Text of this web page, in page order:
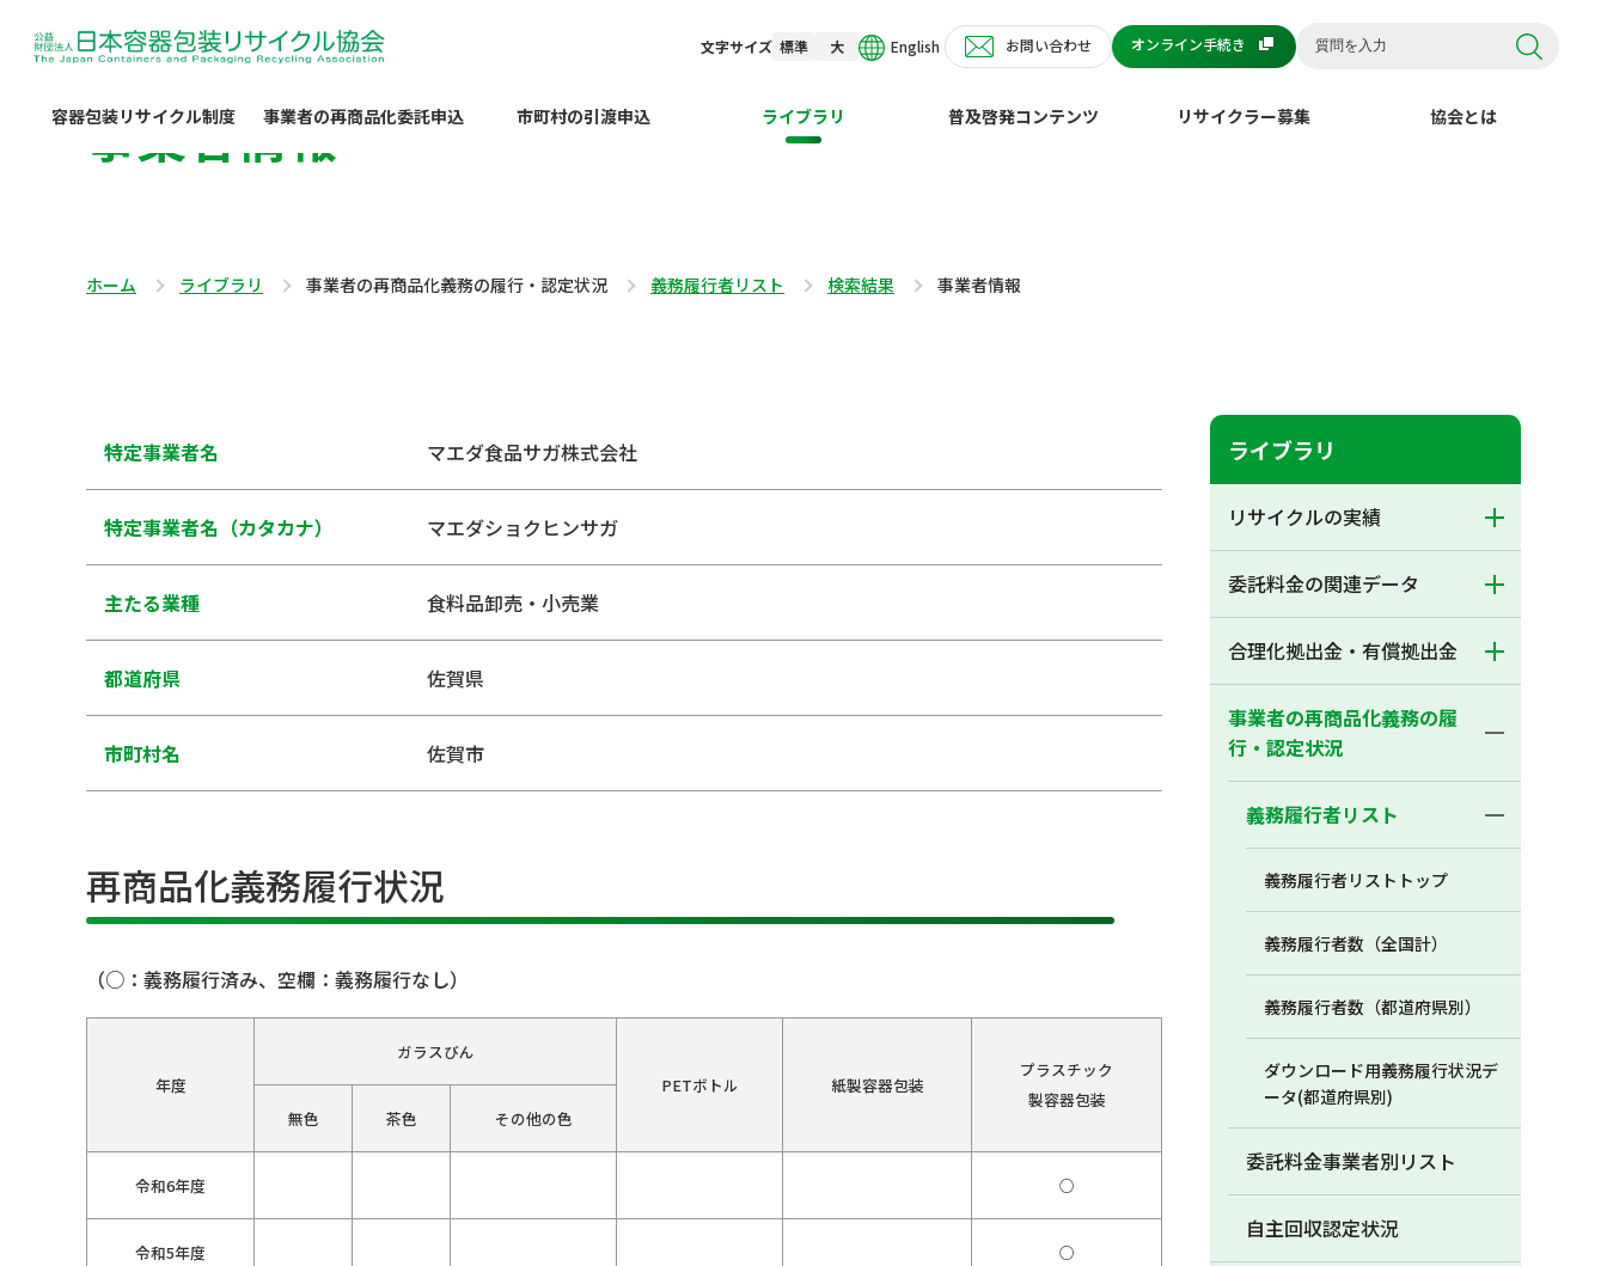
文字サイズ 標準 大 English お問い合わせ オンライン手続き
容器包装リサイクル制度 事業者の再商品化委託申込 市町村の引渡申込 ライブラリ 普及啓発コンテンツ リサイクラー募集 協会とは
事業者情報
ホーム ライブラリ 事業者の再商品化義務の履行・認定状況 義務履行者リスト 検索結果 事業者情報
特定事業者名 マエダ食品サガ株式会社
特定事業者名（カタカナ） マエダショクヒンサガ
主たる業種 食料品卸売・小売業
都道府県 佐賀県
市町村名 佐賀市
再商品化義務履行状況
（○：義務履行済み、空欄：義務履行なし）
年度
ガラスびん
PETボトル
紙製容器包装
プラスチック
製容器包装
無色
茶色 その他の色
令和6年度 ○
令和5年度 ○
ライブラリ
リサイクルの実績
委託料金の関連データ
合理化拠出金・有償拠出金
事業者の再商品化義務の履
行・認定状況
義務履行者リスト
義務履行者リストトップ
義務履行者数（全国計）
義務履行者数（都道府県別）
ダウンロード用義務履行状況デ
ータ(都道府県別)
委託料金事業者別リスト
自主回収認定状況